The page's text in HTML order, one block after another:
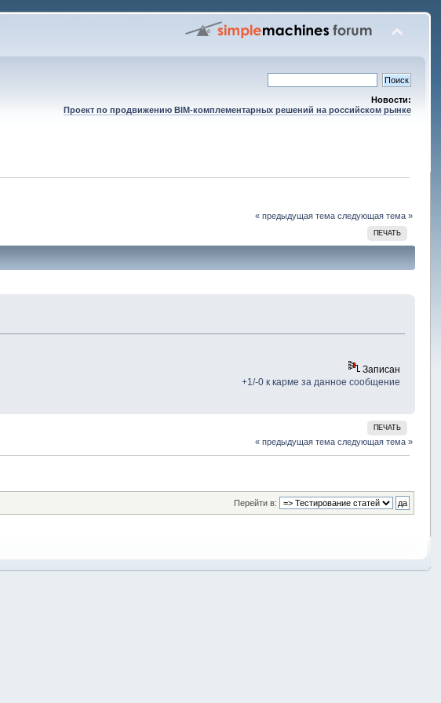
Новости:
Проект по продвижению BIM-комплементарных решений на российском рынке
« предыдущая тема следующая тема »
ПЕЧАТЬ
Записан
+1/-0 к карме за данное сообщение
ПЕЧАТЬ
« предыдущая тема следующая тема »
Перейти в: